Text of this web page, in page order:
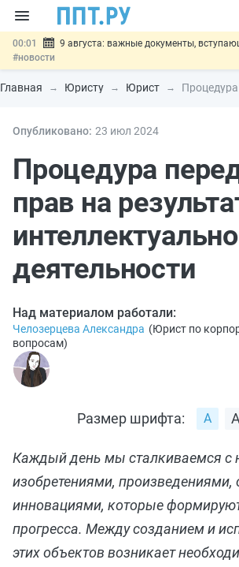
00:01
9 августа: важные документы,
#новости
07.08 Подписан закон о блокировке продажи
«Честный знак»#новости
07.08 Госпошлину за устранение ошибок в
07.08
отношений
#новости
Главная Юристу Юрист
Опубликовано: 23 июл 2024
Процедура
прав на
деятельности
Над материалом работали:
Челозерцева Александра (Юрист по
вопросам)
Размер шрифта:
Каждый день мы сталкиваемся с
изобретениями,
инновациями, которые
прогресса. Между созданием и
этих объектов возникает